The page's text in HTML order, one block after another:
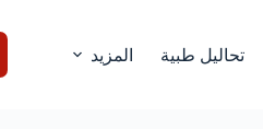
تحاليل طبية المزيد